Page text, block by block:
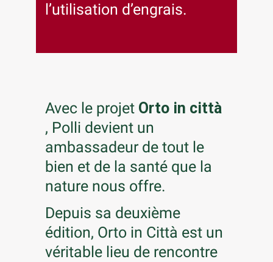
l’utilisation d’engrais.
Avec le projet Orto in città
, Polli devient un
ambassadeur de tout le
bien et de la santé que la
nature nous offre.
Depuis sa deuxième
édition, Orto in Città est un
véritable lieu de rencontre